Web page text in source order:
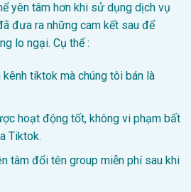
yên tâm hơn khi sử dụng dịch vụ
đưa ra những cam kết sau để
lo ngại. Cụ thể :
tiktok mà chúng tôi bán là
hoạt động tốt, không vi phạm bất
Tiktok.
tâm đổi tên group miễn phí sau khi